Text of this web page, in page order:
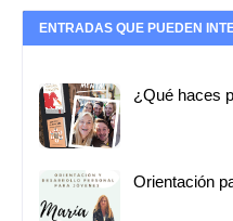
ENTRADAS QUE PUEDEN
¿Qué haces
Orientación